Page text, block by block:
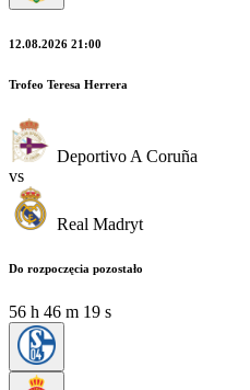
12.08.2026 21:00
Trofeo Teresa Herrera
Deportivo A Coruña
vs
Real Madryt
Do rozpoczęcia pozostało
56 h 46 m 19 s